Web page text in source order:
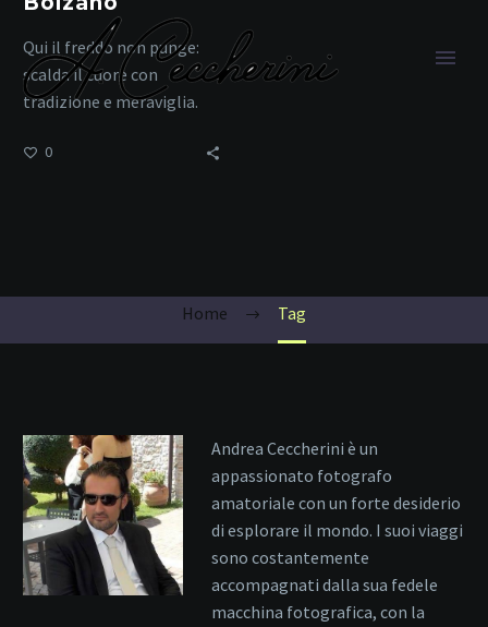
Home Tag
Qui il freddo non punge:
scalda il cuore con
tradizione e meraviglia.
0
Andrea Ceccherini è un
appassionato fotografo
amatoriale con un forte desiderio
di esplorare il mondo. I suoi viaggi
sono costantemente
accompagnati dalla sua fedele
macchina fotografica, con la